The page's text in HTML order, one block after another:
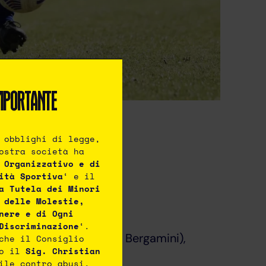
Lombardi.
(55′ Dotto), Boni (68′ Bergamini),
obblighi di legge,
società ha
Organizzativo e di
Sportiva‘ e il
Tutela dei Minori
delle Molestie,
e di Ogni
‘.
il Consiglio
il Sig. Christian
contro abusi,